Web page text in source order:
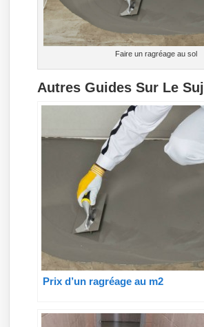
Faire un ragréage au sol
Autres Guides Sur Le
Prix d’un ragréage au m2